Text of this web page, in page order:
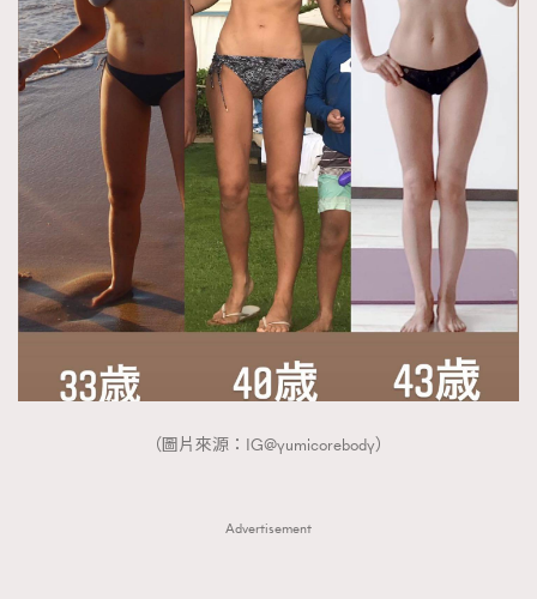
EmpowerF
FashionWeek FigaroAesthetic
（圖片來源：IG@yumicorebody）
Advertisement